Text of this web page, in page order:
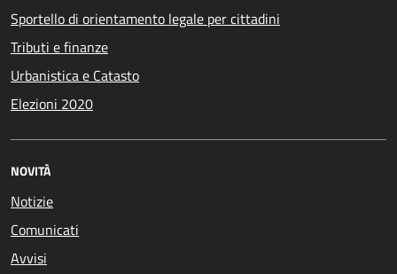
Sportello di orientamento legale per cittadini
Tributi e finanze
Urbanistica e Catasto
Elezioni 2020
NOVITÀ
Notizie
Comunicati
Avvisi